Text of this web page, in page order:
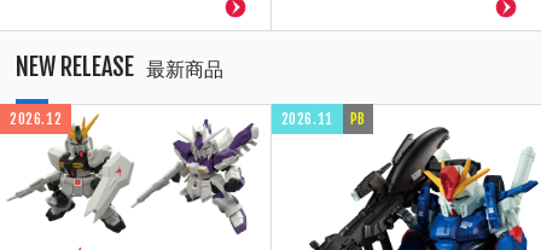
NEW RELEASE 最新商品
2026.12 2026.11 PB